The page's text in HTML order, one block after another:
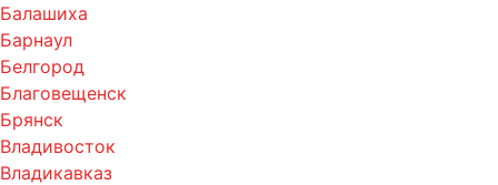
Балашиха
Барнаул
Белгород
Благовещенск
Брянск
Владивосток
Владикавказ